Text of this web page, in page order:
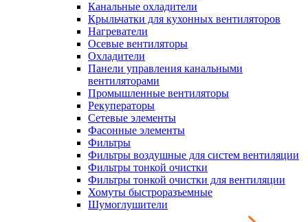
Канальные охладители
Крыльчатки для кухонных вентиляторов
Нагреватели
Осевые вентиляторы
Охладители
Панели управления канальными
вентиляторами
Промышленные вентиляторы
Рекуператоры
Сетевые элементы
Фасонные элементы
Фильтры
Фильтры воздушные для систем вентиляции
Фильтры тонкой очистки
Фильтры тонкой очистки для вентиляции
Хомуты быстроразъемные
Шумоглушители